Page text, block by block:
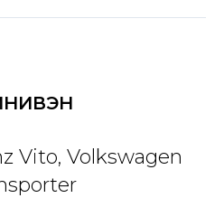
Vito, Volkswagen